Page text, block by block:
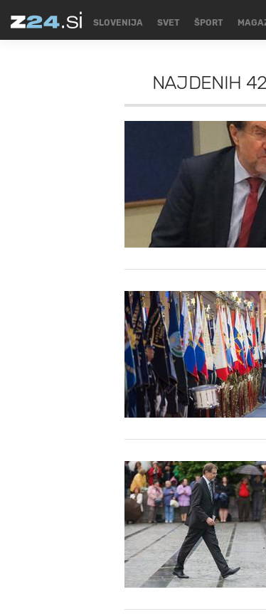
SLOVENIJA SVET ŠPORT
NAJDENIH